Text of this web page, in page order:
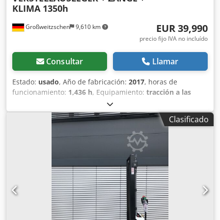
Großweitzschen 9,610 km
KLIMA 1350h
EUR 39,990
precio fijo IVA no incluído
Consultar Llamar
Estado: usado, Año de fabricación: 2017, horas de
funcionamiento: 1,436 h, Equipamiento: tracción a las
, Ofrecemos una máquina E85 poco común,
no procedente de una empresa de construcción pequeña,
con aire acondicionado. * BRAZO EXTENDIBLE con
PINZA/DEDO * Pala hidráulica para excavación, disponible
como opción, en stock con un precio adicional justo. *
Procedente de una empresa de construcción pequeña. *
Modelo para el mercado alemán. Dksdpfx Aiezr Avvjher *
Solo 1350 horas de funcionamiento. * Orugas de goma. *
Revisión general en 2025 en BOBCAT. * Motor diésel de 44
kW, fabricante Yanmar. * Tuberías para herramientas
adicionales. * Sistema de cambio rápido. * Faros
adicionales. * Estado de conservación excelente. ----Somos
Clasificado